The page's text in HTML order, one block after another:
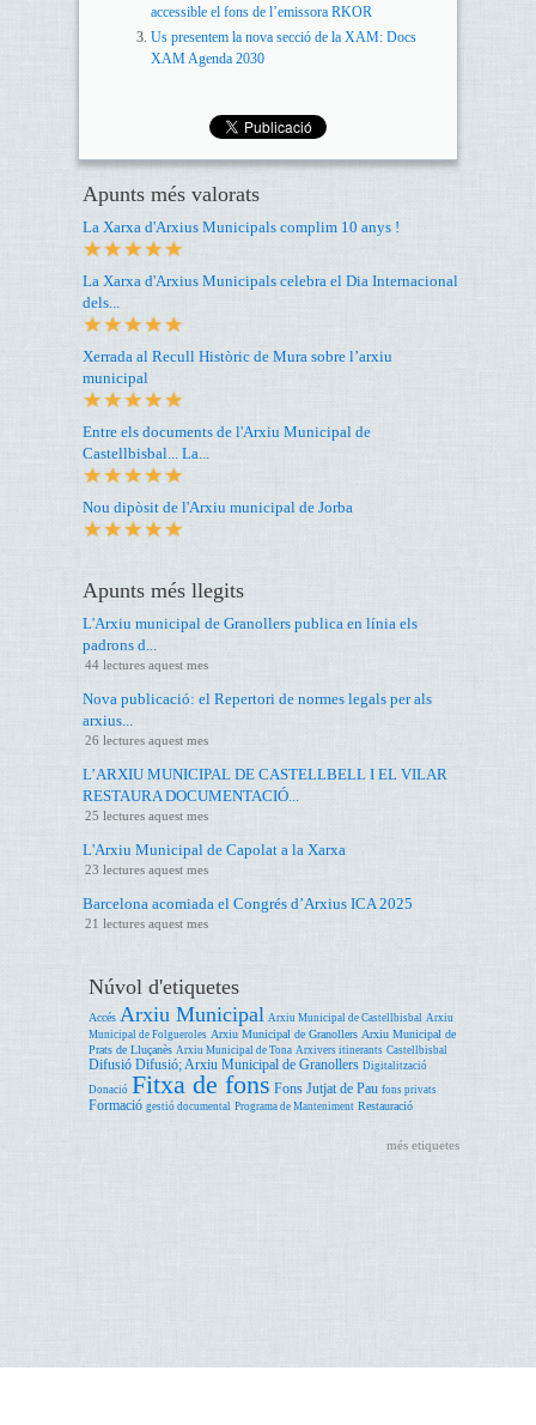
accessible el fons de l’emissora RKOR
Us presentem la nova secció de la XAM: Docs
XAM Agenda 2030
Apunts més valorats
La Xarxa d'Arxius Municipals complim 10 anys !
La Xarxa d'Arxius Municipals celebra el Dia Internacional
dels...
Xerrada al Recull Històric de Mura sobre l’arxiu
municipal
Entre els documents de l'Arxiu Municipal de
Castellbisbal... La...
Nou dipòsit de l'Arxiu municipal de Jorba
Apunts més llegits
L'Arxiu municipal de Granollers publica en línia els
padrons d...
44 lectures aquest mes
Nova publicació: el Repertori de normes legals per als
arxius...
26 lectures aquest mes
L’ARXIU MUNICIPAL DE CASTELLBELL I EL VILAR
RESTAURA DOCUMENTACIÓ...
25 lectures aquest mes
L'Arxiu Municipal de Capolat a la Xarxa
23 lectures aquest mes
Barcelona acomiada el Congrés d’Arxius ICA 2025
21 lectures aquest mes
Núvol d'etiquetes
Accés Arxiu Municipal Arxiu Municipal de Castellbisbal Arxiu
Municipal de Folgueroles Arxiu Municipal de Granollers Arxiu Municipal de
Prats de Lluçanès Arxiu Municipal de Tona Arxivers itinerants Castellbisbal
Difusió Difusió; Arxiu Municipal de Granollers Digitalització
Donació Fitxa de fons Fons Jutjat de Pau fons privats
Formació gestió documental Programa de Manteniment Restauració
més etiquetes